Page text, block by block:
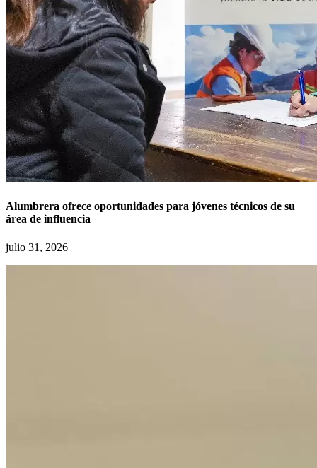
Alumbrera ofrece oportunidades para jóvenes técnicos de su
área de influencia
julio 31, 2026